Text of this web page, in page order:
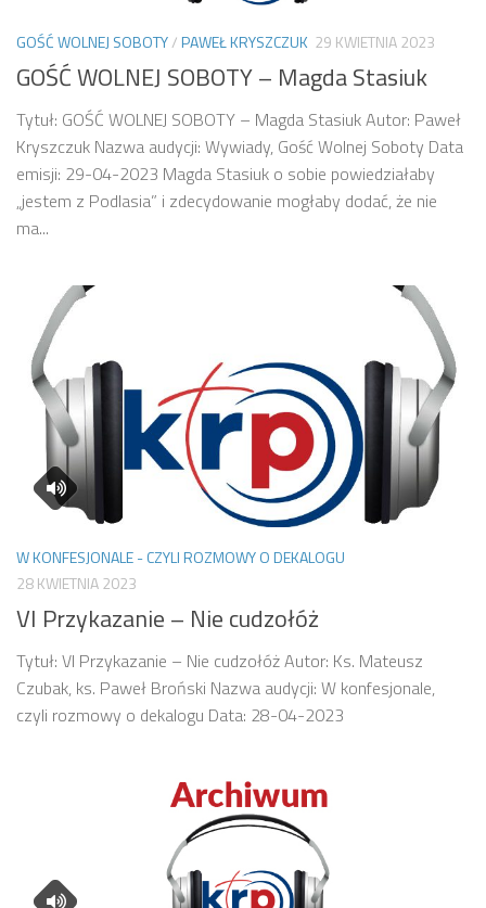
GOŚĆ WOLNEJ SOBOTY/PAWEŁ KRYSZCZUK 29 KWIETNIA 2023
GOŚĆ WOLNEJ SOBOTY – Magda Stasiuk
Tytuł: GOŚĆ WOLNEJ SOBOTY – Magda Stasiuk Autor: Paweł
Kryszczuk Nazwa audycji: Wywiady, Gość Wolnej Soboty Data
emisji: 29-04-2023 Magda Stasiuk o sobie powiedziałaby
„jestem z Podlasia” i zdecydowanie mogłaby dodać, że nie
ma...
W KONFESJONALE - CZYLI ROZMOWY O DEKALOGU
28 KWIETNIA 2023
VI Przykazanie – Nie cudzołóż
Tytuł: VI Przykazanie – Nie cudzołóż Autor: Ks. Mateusz
Czubak, ks. Paweł Broński Nazwa audycji: W konfesjonale,
czyli rozmowy o dekalogu Data: 28-04-2023